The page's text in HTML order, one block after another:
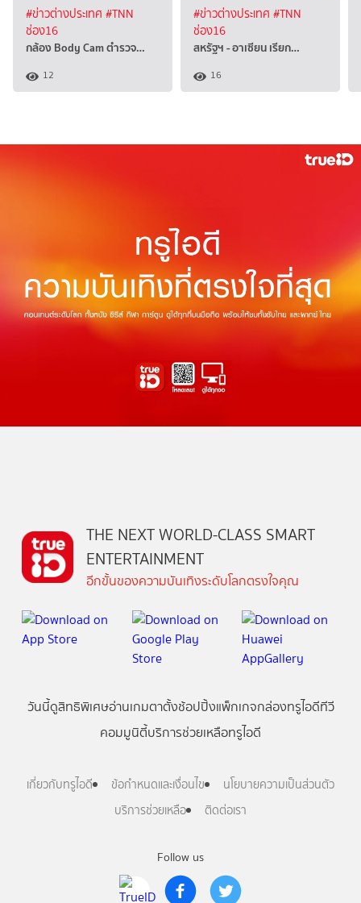
#ข่าวต่างประเทศ #TNN
ช่อง16
กล้อง Body Cam ตำรวจ…
12
#ข่าวต่างประเทศ #TNN
ช่อง16
สหรัฐฯ - อาเซียน เรียก…
16
Follow us
THE NEXT WORLD-CLASS SMART
ENTERTAINMENT
อีกขั้นของความบันเทิงระดับโลกตรงใจคุณ
วันนี้ดูสิทธิพิเศษอ่านเกมตาตั้งช้อปปิ้งแพ็กเกจกล่องทรูไอดีทีวี
คอมมูนิตี้บริการช่วยเหลือทรูไอดี
เกี่ยวกับทรูไอดี ข้อกำหนดและเงื่อนไข
นโยบายความเป็นส่วนตัว
บริการช่วยเหลือ
ติดต่อเรา